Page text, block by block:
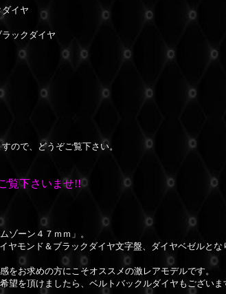
イヤ
ックダイヤ
ので、どうぞご覧下さい。
覧下さいませ!!
ゾーン４７ｍｍ」。
ヤモンド＆ブラックダイヤ文字盤、ダイヤベゼルとな
をお求めの方にこそオススメの激レアモデルです。
望を頂けましたら、ベルトバックルダイヤもござい